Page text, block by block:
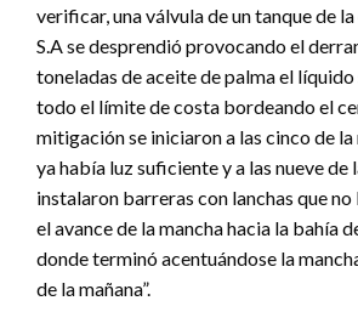
verificar, una válvula de un tanque de
S.A se desprendió provocando el
toneladas de aceite de palma el
todo el límite de costa bordeando el
mitigación se iniciaron a las cinco de la
ya había luz suficiente y a las nueve de
instalaron barreras con lanchas que
el avance de la mancha hacia la bahía
donde terminó acentuándose la
de la mañana”.